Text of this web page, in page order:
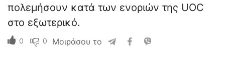
πολεμήσουν κατά των ενοριών της UOC
στο εξωτερικό.
0 0 Μοιράσου το